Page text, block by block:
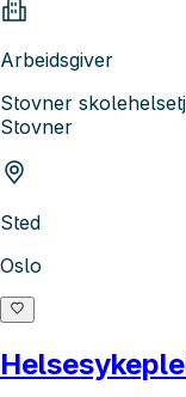
Arbeidsgiver
Stovner
Stovner
Sted
Oslo